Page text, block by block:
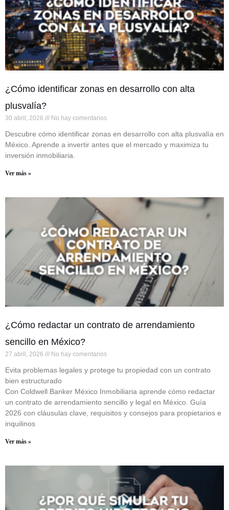
¿Cómo identificar zonas en desarrollo con alta
plusvalía?
30 abril, 2026 No hay comentarios
Descubre cómo identificar zonas en desarrollo con alta plusvalía en
México. Aprende a invertir antes que el mercado y maximiza tu
inversión inmobiliaria.
Ver más »
¿Cómo redactar un contrato de arrendamiento
sencillo en México?
27 abril, 2026 No hay comentarios
Evita problemas legales y protege tu propiedad con un contrato
bien estructurado
Con Coldwell Banker México Inmobiliaria aprende cómo redactar
un contrato de arrendamiento sencillo y legal en México. Guía
2026 con cláusulas clave, requisitos y consejos para propietarios e
inquilinos
Ver más »